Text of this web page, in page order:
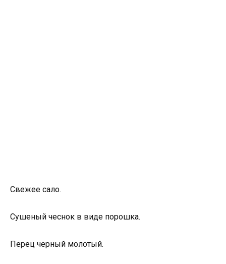
Свежее сало.
Сушеный чеснок в виде порошка.
Перец черный молотый.